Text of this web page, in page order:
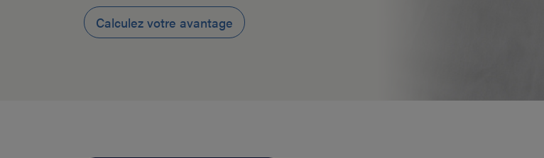
Calculez votre avantage